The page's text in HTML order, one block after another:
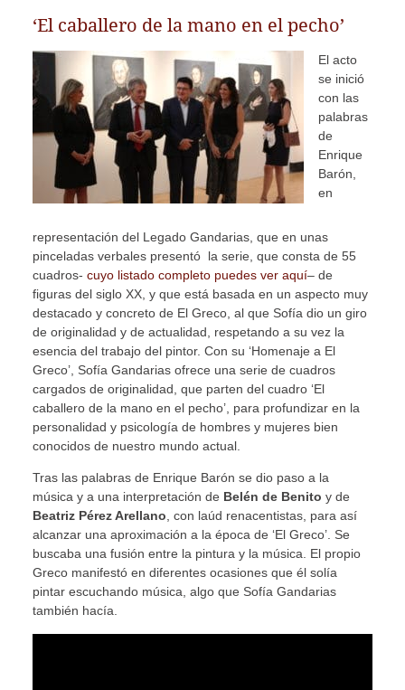
‘El caballero de la mano en el pecho’
El acto
se inició
con las
palabras
de
Enrique
Barón,
en
representación del Legado Gandarias, que en unas
pinceladas verbales presentó la serie, que consta de 55
cuadros- cuyo listado completo puedes ver aquí– de
figuras del siglo XX, y que está basada en un aspecto muy
destacado y concreto de El Greco, al que Sofía dio un giro
de originalidad y de actualidad, respetando a su vez la
esencia del trabajo del pintor. Con su ‘Homenaje a El
Greco’, Sofía Gandarias ofrece una serie de cuadros
cargados de originalidad, que parten del cuadro ‘El
caballero de la mano en el pecho’, para profundizar en la
personalidad y psicología de hombres y mujeres bien
conocidos de nuestro mundo actual.
Tras las palabras de Enrique Barón se dio paso a la
música y a una interpretación de Belén de Benito y de
Beatriz Pérez Arellano, con laúd renacentistas, para así
alcanzar una aproximación a la época de ‘El Greco’. Se
buscaba una fusión entre la pintura y la música. El propio
Greco manifestó en diferentes ocasiones que él solía
pintar escuchando música, algo que Sofía Gandarias
también hacía.